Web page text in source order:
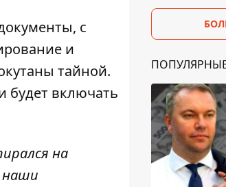
с
и
тайной.
будет включать
на
наши